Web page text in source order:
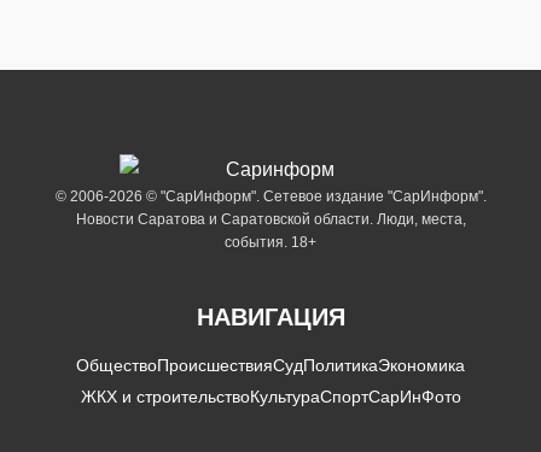
© 2006-2026 © "СарИнформ". Сетевое издание "СарИнформ".
Новости Саратова и Саратовской области. Люди, места,
события. 18+
НАВИГАЦИЯ
ОбществоПроисшествияСудПолитикаЭкономика
ЖКХ и строительствоКультураСпортСарИнФото